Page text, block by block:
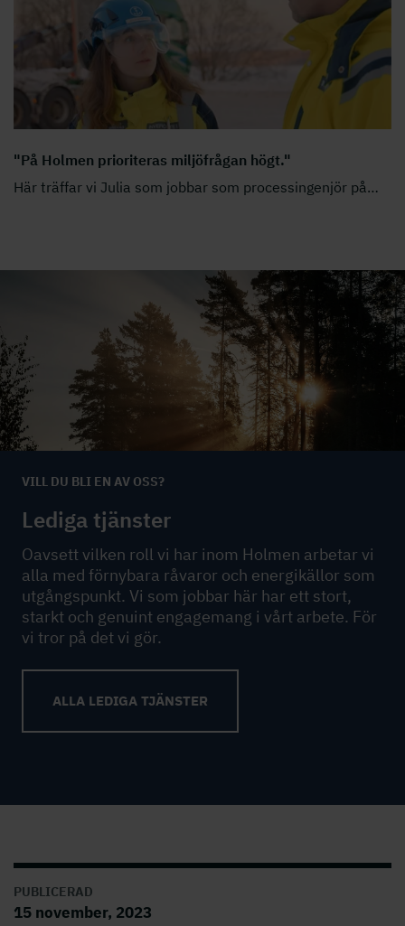
"På Holmen prioriteras miljöfrågan högt."
Här träffar vi Julia som jobbar som processingenjör på…
VILL DU BLI EN AV OSS?
Lediga tjänster
Oavsett vilken roll vi har inom Holmen arbetar vi
alla med förnybara råvaror och energikällor som
utgångspunkt. Vi som jobbar här har ett stort,
starkt och genuint engagemang i vårt arbete. För
vi tror på det vi gör.
ALLA LEDIGA TJÄNSTER
PUBLICERAD
15 november, 2023